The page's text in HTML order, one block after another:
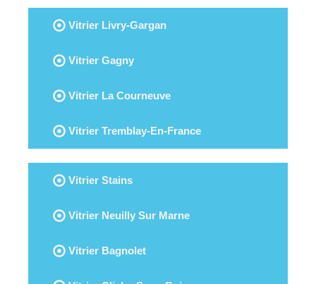
Vitrier Livry-Gargan
Vitrier Gagny
Vitrier La Courneuve
Vitrier Tremblay-En-France
Vitrier Stains
Vitrier Neuilly Sur Marne
Vitrier Bagnolet